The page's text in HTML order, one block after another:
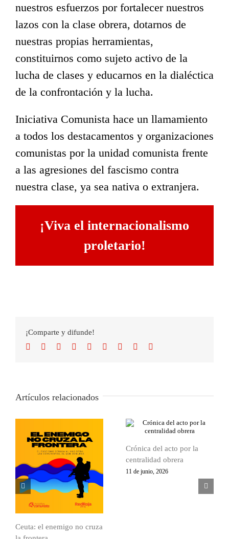
nuestros esfuerzos por fortalecer nuestros
lazos con la clase obrera, dotarnos de
nuestras propias herramientas,
constituirnos como sujeto activo de la
lucha de clases y educarnos en la dialéctica
de la confrontación y la lucha.
Iniciativa Comunista hace un llamamiento
a todos los destacamentos y organizaciones
comunistas por la unidad comunista frente
a las agresiones del fascismo contra
nuestra clase, ya sea nativa o extranjera.
¡Viva el internacionalismo
proletario!
¡Comparte y difunde!
Facebook
TwitterReddit LinkedInWhatsApp
TumblrPinterest
Artículos relacionados
Ceuta: el enemigo no cruza
Crónica del acto por la
centralidad obrera
11 de junio, 2026